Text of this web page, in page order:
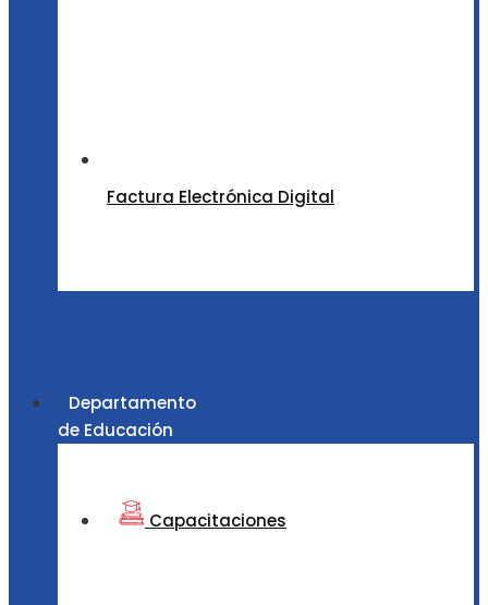
Factura Electrónica Digital
Departamento
de Educación
Capacitaciones